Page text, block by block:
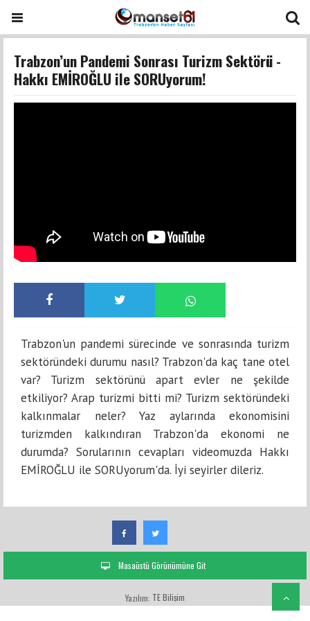
Trabzon’un Pandemi Sonrası Turizm Sektörü -
Hakkı EMİROĞLU ile SORUyorum!
Trabzon'un pandemi sürecinde ve sonrasında turizm
sektöründeki durumu nasıl? Trabzon'da kaç tane otel
var? Turizm sektörünü apart evler ne şekilde
etkiliyor? Arap turizmi bitti mi? Turizm sektöründeki
kalkınmalar neler? Yaz aylarında ekonomisini
turizmden kalkındıran Trabzon'da ekonomi ne
durumda? Sorularının cevapları videomuzda Hakkı
EMİROĞLU ile SORUyorum'da. İyi seyirler dileriz.
Masaüstü Görünümüne Git
Yazılım: TE Bilişim